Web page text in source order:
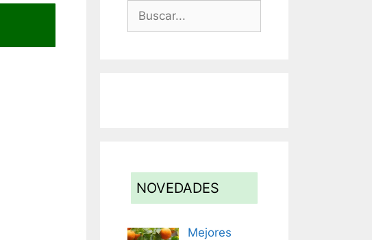
Buscar:
NOVEDADES
Mejores